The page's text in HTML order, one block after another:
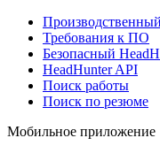
Требования к ПО
Безопасный
HeadHunter API
Поиск работы
Поиск по резюме
Мобильное приложение